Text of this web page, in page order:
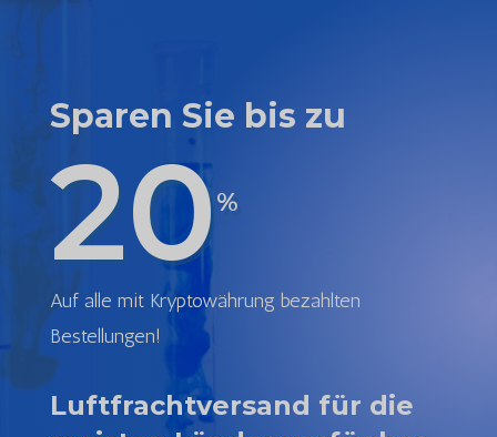
Sparen Sie bis zu
20%
Auf alle mit Kryptowährung bezahlten
Bestellungen!
Luftfrachtversand für die